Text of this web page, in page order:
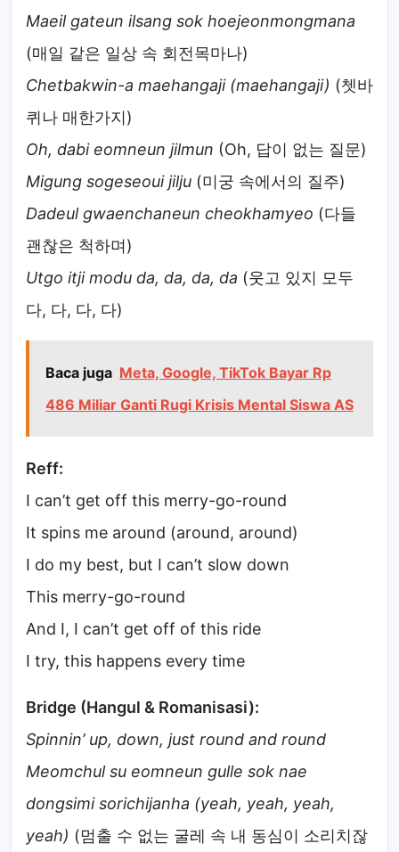
Maeil gateun ilsang sok hoejeonmongmana
(매일 같은 일상 속 회전목마나)
Chetbakwin-a maehangaji (maehangaji) (쳇바
퀴나 매한가지)
Oh, dabi eomneun jilmun (Oh, 답이 없는 질문)
Migung sogeseoui jilju (미궁 속에서의 질주)
Dadeul gwaenchaneun cheokhamyeo (다들
괜찮은 척하며)
Utgo itji modu da, da, da, da (웃고 있지 모두
다, 다, 다, 다)
Baca juga Meta, Google, TikTok Bayar Rp
486 Miliar Ganti Rugi Krisis Mental Siswa AS
Reff:
I can’t get off this merry-go-round
It spins me around (around, around)
I do my best, but I can’t slow down
This merry-go-round
And I, I can’t get off of this ride
I try, this happens every time
Bridge (Hangul & Romanisasi):
Spinnin’ up, down, just round and round
Meomchul su eomneun gulle sok nae
dongsimi sorichijanha (yeah, yeah, yeah,
yeah) (멈출 수 없는 굴레 속 내 동심이 소리치잖